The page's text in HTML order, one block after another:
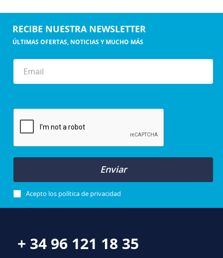
RECIBE NUESTRA NEWSLETTER
ÚLTIMAS OFERTAS, NOTICIAS Y MUCHO MÁS
Enviar
Acepto los política de privacidad
+ 34 96 121 18 35